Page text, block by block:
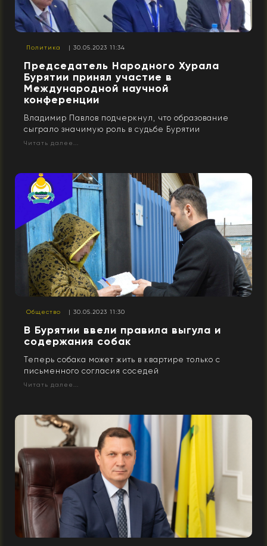
Политика | 30.05.2023 11:34
Председатель Народного Хурала
Бурятии принял участие в
Международной научной
конференции
Владимир Павлов подчеркнул, что образование
сыграло значимую роль в судьбе Бурятии
Читать далее...
Общество | 30.05.2023 11:30
В Бурятии ввели правила выгула и
содержания собак
Теперь собака может жить в квартире только с
письменного согласия соседей
Читать далее...